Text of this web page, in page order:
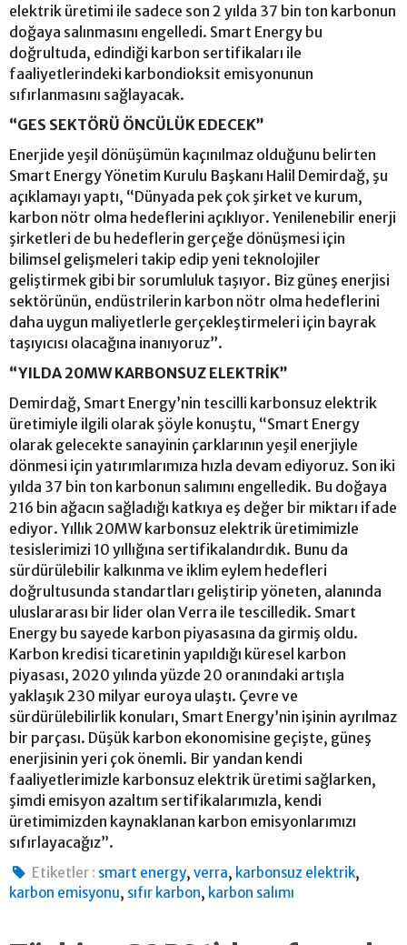
elektrik üretimi ile sadece son 2 yılda 37 bin ton karbonun
doğaya salınmasını engelledi. Smart Energy bu
doğrultuda, edindiği karbon sertifikaları ile
faaliyetlerindeki karbondioksit emisyonunun
sıfırlanmasını sağlayacak.
“GES SEKTÖRÜ ÖNCÜLÜK EDECEK”
Enerjide yeşil dönüşümün kaçınılmaz olduğunu belirten
Smart Energy Yönetim Kurulu Başkanı Halil Demirdağ, şu
açıklamayı yaptı, “Dünyada pek çok şirket ve kurum,
karbon nötr olma hedeflerini açıklıyor. Yenilenebilir enerji
şirketleri de bu hedeflerin gerçeğe dönüşmesi için
bilimsel gelişmeleri takip edip yeni teknolojiler
geliştirmek gibi bir sorumluluk taşıyor. Biz güneş enerjisi
sektörünün, endüstrilerin karbon nötr olma hedeflerini
daha uygun maliyetlerle gerçekleştirmeleri için bayrak
taşıyıcısı olacağına inanıyoruz”.
“YILDA 20MW KARBONSUZ ELEKTRİK”
Demirdağ, Smart Energy’nin tescilli karbonsuz elektrik
üretimiyle ilgili olarak şöyle konuştu, “Smart Energy
olarak gelecekte sanayinin çarklarının yeşil enerjiyle
dönmesi için yatırımlarımıza hızla devam ediyoruz. Son iki
yılda 37 bin ton karbonun salımını engelledik. Bu doğaya
216 bin ağacın sağladığı katkıya eş değer bir miktarı ifade
ediyor. Yıllık 20MW karbonsuz elektrik üretimimizle
tesislerimizi 10 yıllığına sertifikalandırdık. Bunu da
sürdürülebilir kalkınma ve iklim eylem hedefleri
doğrultusunda standartları geliştirip yöneten, alanında
uluslararası bir lider olan Verra ile tescilledik. Smart
Energy bu sayede karbon piyasasına da girmiş oldu.
Karbon kredisi ticaretinin yapıldığı küresel karbon
piyasası, 2020 yılında yüzde 20 oranındaki artışla
yaklaşık 230 milyar euroya ulaştı. Çevre ve
sürdürülebilirlik konuları, Smart Energy’nin işinin ayrılmaz
bir parçası. Düşük karbon ekonomisine geçişte, güneş
enerjisinin yeri çok önemli. Bir yandan kendi
faaliyetlerimizle karbonsuz elektrik üretimi sağlarken,
şimdi emisyon azaltım sertifikalarımızla, kendi
üretimimizden kaynaklanan karbon emisyonlarımızı
sıfırlayacağız”.
Etiketler : smart energy,verra, karbonsuz elektrik,
karbon emisyonu, sıfır karbon, karbon salımı